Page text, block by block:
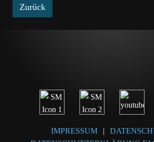
Zurück
IMPRESSUM |